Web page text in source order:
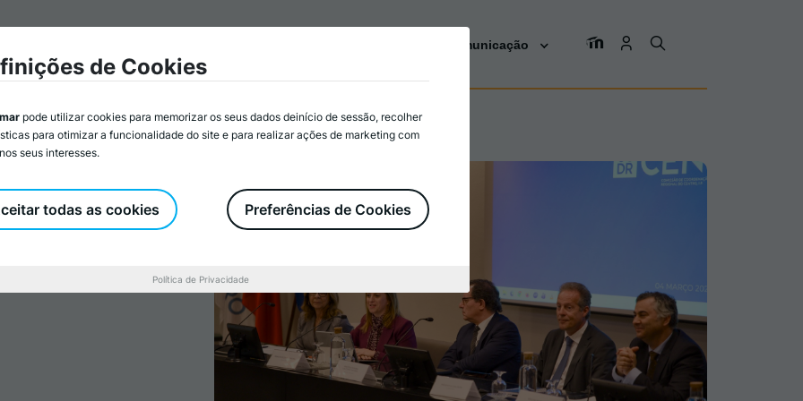
Comunicação
de posse
da CCDR
de Cookies
pode utilizar cookies para memorizar os seus dados deinício de sessão, recolher
para otimizar a funcionalidade do site e para realizar ações de marketing com
seus interesses.
Preferências de Cookies
todas as cookies
Política de Privacidade